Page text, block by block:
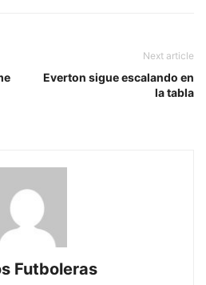
Next article
Everton sigue escalando en
la tabla
Futboleras